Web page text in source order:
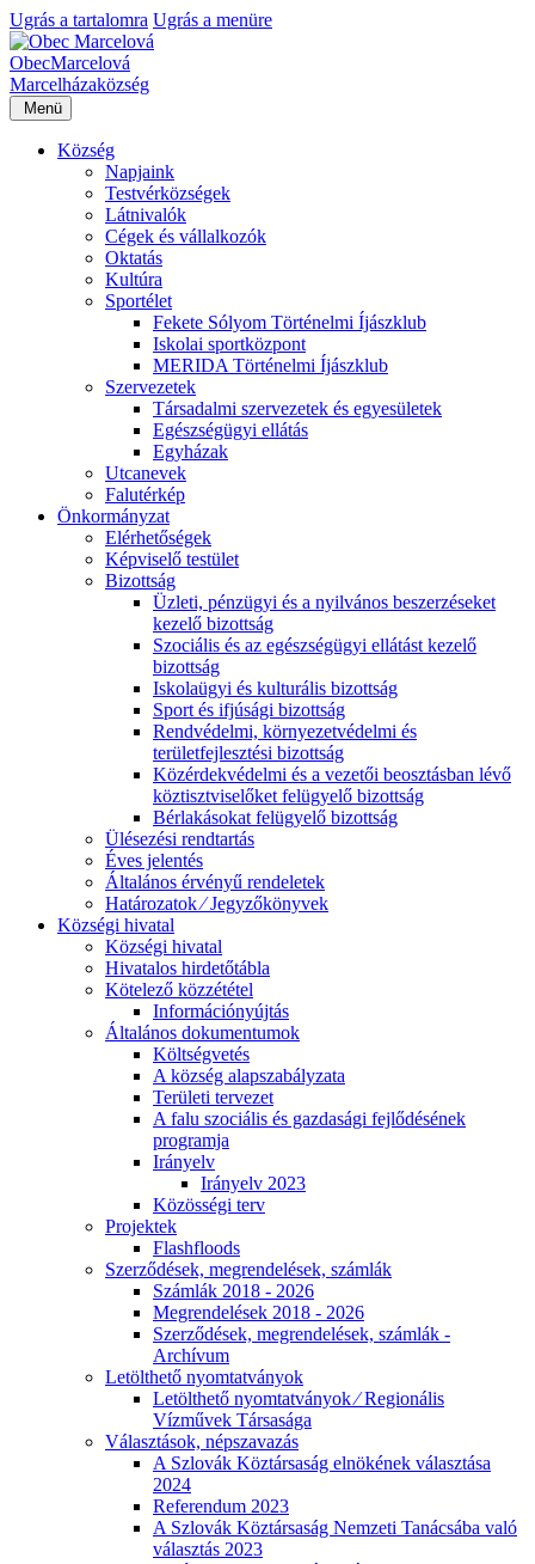
Ugrás a tartalomra Ugrás a menüre
ObecMarcelová
Marcelházaközség
Menü
Község
Napjaink
Testvérközségek
Látnivalók
Cégek és vállalkozók
Oktatás
Kultúra
Sportélet
Fekete Sólyom Történelmi Íjászklub
Iskolai sportközpont
MERIDA Történelmi Íjászklub
Szervezetek
Társadalmi szervezetek és egyesületek
Egészségügyi ellátás
Egyházak
Utcanevek
Falutérkép
Önkormányzat
Elérhetőségek
Képviselő testület
Bizottság
Üzleti, pénzügyi és a nyilvános beszerzéseket
kezelő bizottság
Szociális és az egészségügyi ellátást kezelő
bizottság
Iskolaügyi és kulturális bizottság
Sport és ifjúsági bizottság
Rendvédelmi, környezetvédelmi és
területfejlesztési bizottság
Közérdekvédelmi és a vezetői beosztásban lévő
köztisztviselőket felügyelő bizottság
Bérlakásokat felügyelő bizottság
Ülésezési rendtartás
Éves jelentés
Általános érvényű rendeletek
Határozatok ⁄ Jegyzőkönyvek
Községi hivatal
Községi hivatal
Hivatalos hirdetőtábla
Kötelező közzététel
Információnyújtás
Általános dokumentumok
Költségvetés
A község alapszabályzata
Területi tervezet
A falu szociális és gazdasági fejlődésének
programja
Irányelv
Irányelv 2023
Közösségi terv
Projektek
Flashfloods
Szerződések, megrendelések, számlák
Számlák 2018 - 2026
Megrendelések 2018 - 2026
Szerződések, megrendelések, számlák -
Archívum
Letölthető nyomtatványok
Letölthető nyomtatványok ⁄ Regionális
Vízművek Társasága
Választások, népszavazás
A Szlovák Köztársaság elnökének választása
2024
Referendum 2023
A Szlovák Köztársaság Nemzeti Tanácsába való
választás 2023